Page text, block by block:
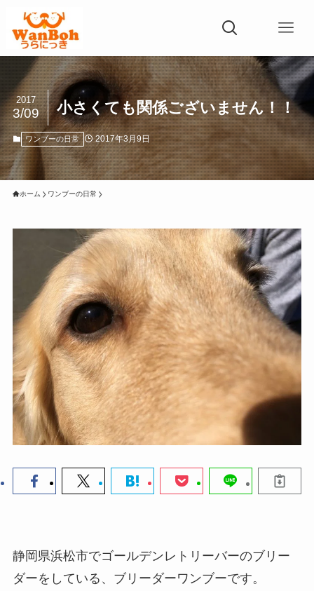
小さくても関係ございません！！
2017
3/09
ワンブーの日常 2017年3月9日
ホーム ワンブーの日常
静岡県浜松市でゴールデンレトリーバーのブリー
ダーをしている、ブリーダーワンブーです。